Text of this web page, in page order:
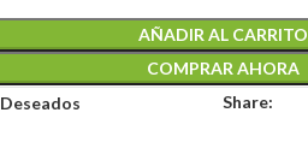
AÑADIR AL CARRITO
COMPRAR AHORA
Deseados Share: